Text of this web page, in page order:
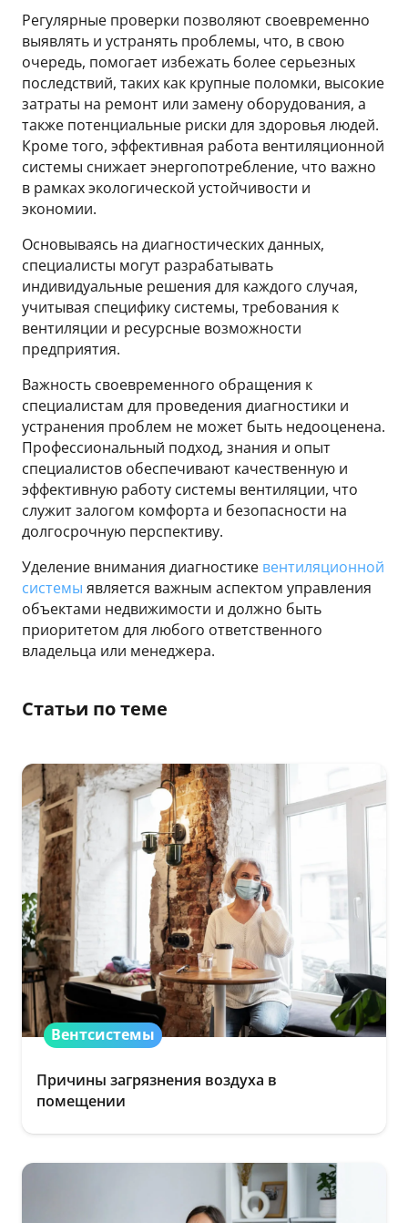
Регулярные проверки позволяют своевременно
выявлять и устранять проблемы, что, в свою
очередь, помогает избежать более серьезных
последствий, таких как крупные поломки, высокие
затраты на ремонт или замену оборудования, а
также потенциальные риски для здоровья людей.
Кроме того, эффективная работа вентиляционной
системы снижает энергопотребление, что важно
в рамках экологической устойчивости и
экономии.
Основываясь на диагностических данных,
специалисты могут разрабатывать
индивидуальные решения для каждого случая,
учитывая специфику системы, требования к
вентиляции и ресурсные возможности
предприятия.
Важность своевременного обращения к
специалистам для проведения диагностики и
устранения проблем не может быть недооценена.
Профессиональный подход, знания и опыт
специалистов обеспечивают качественную и
эффективную работу системы вентиляции, что
служит залогом комфорта и безопасности на
долгосрочную перспективу.
Уделение внимания диагностике вентиляционной
системы является важным аспектом управления
объектами недвижимости и должно быть
приоритетом для любого ответственного
владельца или менеджера.
Статьи по теме
Вентсистемы
Причины загрязнения воздуха в
помещении